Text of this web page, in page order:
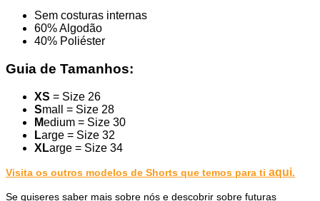
Sem costuras internas
60% Algodão
40% Poliéster
Guia de Tamanhos:
XS = Size 26
Small = Size 28
Medium = Size 30
Large = Size 32
XLarge = Size 34
Visita os outros modelos de Shorts que temos para ti aqui.
Se quiseres saber mais sobre nós e descobrir sobre futuras